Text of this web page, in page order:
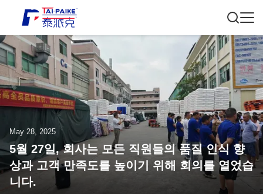
May 28, 2025
5월 27일, 회사는 모든 직원들의 품질 인식 향
상과 고객 만족도를 높이기 위해 회의를 열었습
니다.